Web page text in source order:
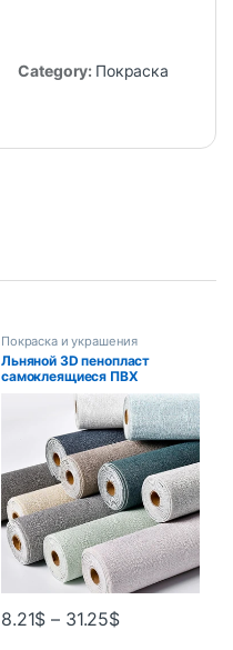
Category: Покраска
Покраска и украшения
Льняной 3D пенопласт
самоклеящиеся ПВХ
сплошной цвет утолщенный
водостойкий фон обои для
ремонта стен наклейки на
стену домашний декор
8.21$ – 31.25$